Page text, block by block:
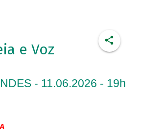
e Voz
- 11.06.2026 - 19h